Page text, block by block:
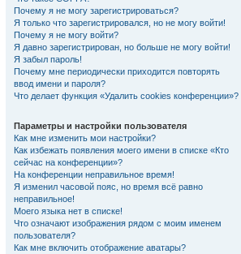
Почему я не могу зарегистрироваться?
Я только что зарегистрировался, но не могу войти!
Почему я не могу войти?
Я давно зарегистрирован, но больше не могу войти!
Я забыл пароль!
Почему мне периодически приходится повторять
ввод имени и пароля?
Что делает функция «Удалить cookies конференции»?
Параметры и настройки пользователя
Как мне изменить мои настройки?
Как избежать появления моего имени в списке «Кто
сейчас на конференции»?
На конференции неправильное время!
Я изменил часовой пояс, но время всё равно
неправильное!
Моего языка нет в списке!
Что означают изображения рядом с моим именем
пользователя?
Как мне включить отображение аватары?